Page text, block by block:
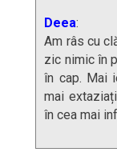
Deea:
Am râs cu
zic nimic în
în cap. Mai
mai
în cea mai